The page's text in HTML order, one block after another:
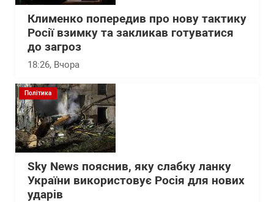
Клименко попередив про нову тактику
Росії взимку та закликав готуватися
до загроз
18:26, Вчора
Політика
Sky News пояснив, яку слабку ланку
України використовує Росія для нових
ударів